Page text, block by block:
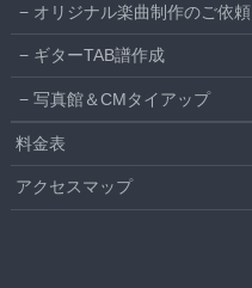
オリジナル楽曲制作のご依頼
ギターTAB譜作成
写真館＆CMタイアップ
料金表
アクセスマップ